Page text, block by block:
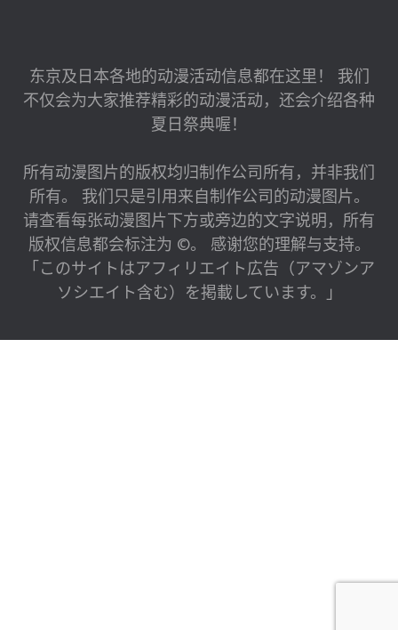
东京及日本各地的动漫活动信息都在这里！ 我们
不仅会为大家推荐精彩的动漫活动，还会介绍各种
夏日祭典喔！
所有动漫图片的版权均归制作公司所有，并非我们
所有。 我们只是引用来自制作公司的动漫图片。
请查看每张动漫图片下方或旁边的文字说明，所有
版权信息都会标注为 ©。 感谢您的理解与支持。
「このサイトはアフィリエイト広告（アマゾンア
ソシエイト含む）を掲載しています。」